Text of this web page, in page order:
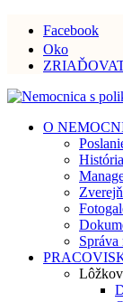
Facebook
Oko
O
História
Správa